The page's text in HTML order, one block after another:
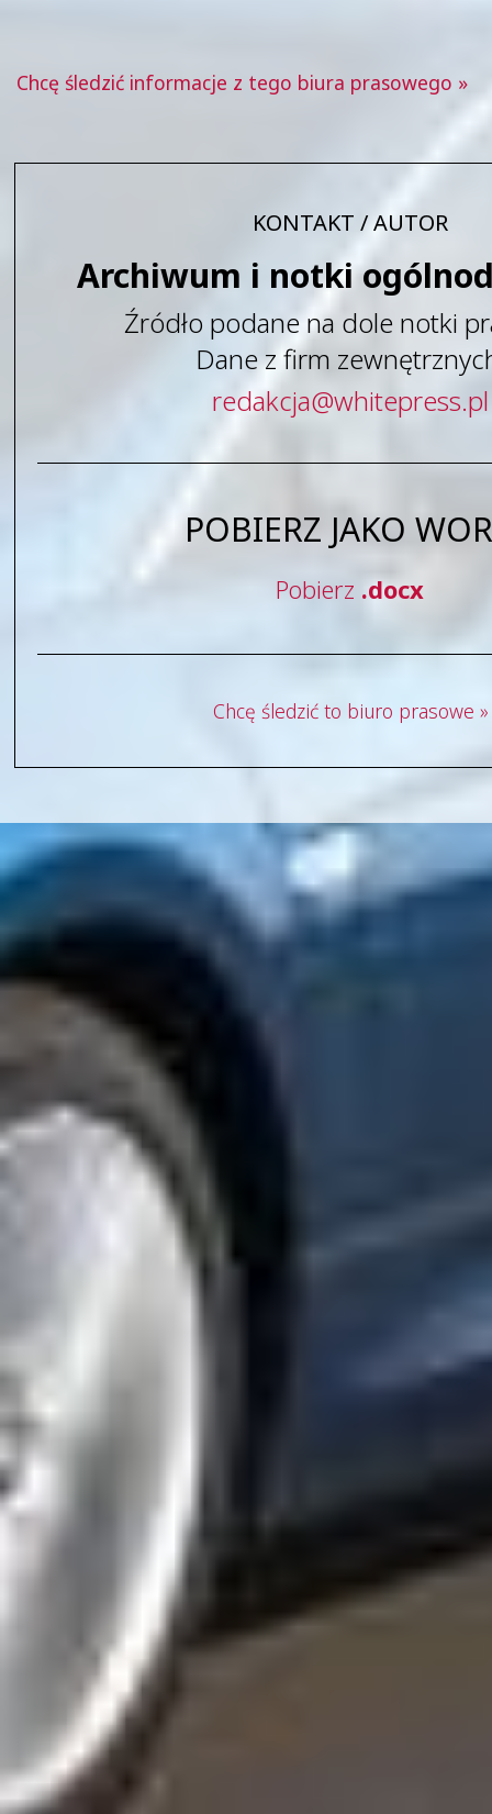
Chcę śledzić informacje z tego biura prasowego »
KONTAKT / AUTOR
Archiwum i notki
Źródło podane na dole notki
Dane z firm
redakcja@whitepress.pl
POBIERZ JAKO
Pobierz .docx
Chcę śledzić to biuro prasowe »